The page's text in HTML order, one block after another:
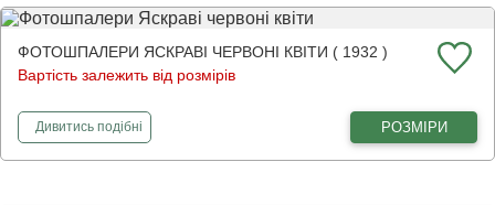
ФОТОШПАЛЕРИ ЯСКРАВІ ЧЕРВОНІ КВІТИ ( 1932 )
Вартість залежить від розмірів
Дивитисьфотошпалери
подібні РОЗМІРИ